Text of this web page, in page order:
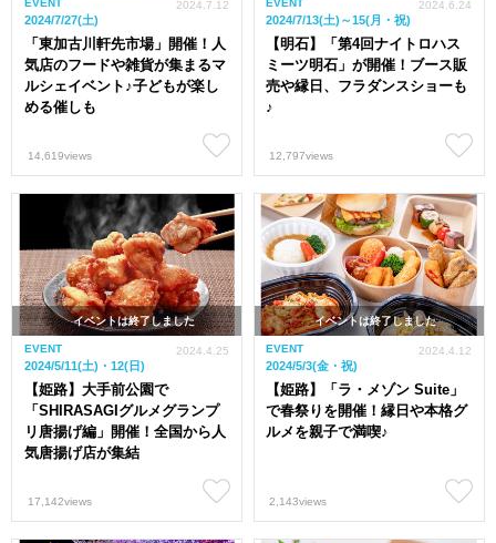
EVENT
2024/7/27(土)
「東加古川軒先市場」開催！人
気店のフードや雑貨が集まるマ
ルシェイベント♪子どもが楽し
める催しも
2024.7.12
14,619views
EVENT
2024/7/13(土)～15(月・祝)
【明石】「第4回ナイトロハス
ミーツ明石」が開催！ブース販
売や縁日、フラダンスショーも
♪
2024.6.24
12,797views
イベントは終了しました
EVENT
2024/5/11(土)・12(日)
【姫路】大手前公園で
「SHIRASAGIグルメグランプ
リ唐揚げ編」開催！全国から人
気唐揚げ店が集結
2024.4.25
17,142views
イベントは終了しました
EVENT
2024/5/3(金・祝)
【姫路】「ラ・メゾン Suite」
で春祭りを開催！縁日や本格グ
ルメを親子で満喫♪
2024.4.12
2,143views